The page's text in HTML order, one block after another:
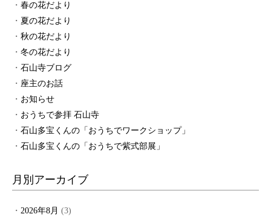
春の花だより
夏の花だより
秋の花だより
冬の花だより
石山寺ブログ
座主のお話
お知らせ
おうちで参拝 石山寺
石山多宝くんの「おうちでワークショップ」
石山多宝くんの「おうちで紫式部展」
月別アーカイブ
2026年8月 (3)